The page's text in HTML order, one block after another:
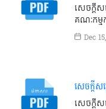
សេចក្ដីស
គណៈកម្
Dec
សេចក្តីស
សេចក្ដីស